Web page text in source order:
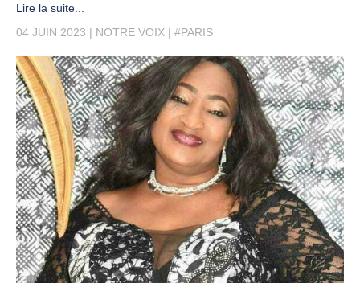
Lire la suite...
04 JUIN 2023
NOTRE VOIX #PARIS